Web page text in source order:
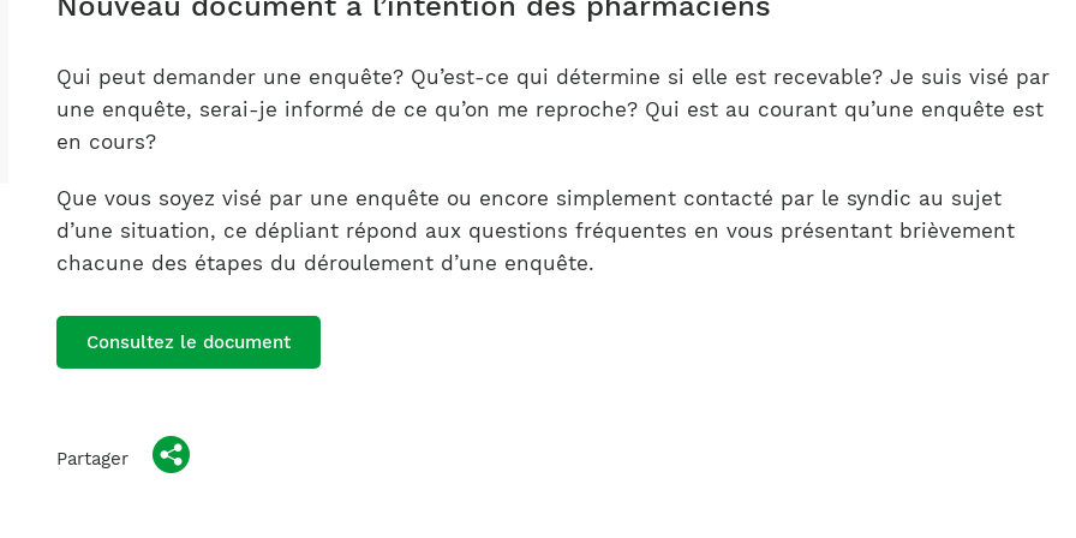
France)
Notre équipe
Qui peut demander une enquête? Qu’est-ce qui détermine si elle est recevable? Je suis visé par
une enquête, serai-je informé de ce qu’on me reproche? Qui est au courant qu’une enquête est
en cours?
Que vous soyez visé par une enquête ou encore simplement contacté par le syndic au sujet
d’une situation, ce dépliant répond aux questions fréquentes en vous présentant brièvement
chacune des étapes du déroulement d’une enquête.
Consultez le document
Partager